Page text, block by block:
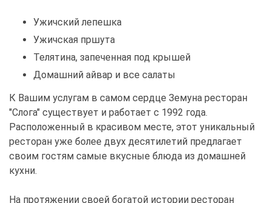
Ужичский лепешка
Ужичская пршута
Телятина, запеченная под крышей
Домашний айвар и все салаты
К Вашим услугам в самом сердце Земуна ресторан
"Слога" существует и работает с 1992 года.
Расположенный в красивом месте, этот уникальный
ресторан уже более двух десятилетий предлагает
своим гостям самые вкусные блюда из домашней
кухни.
На протяжении своей богатой истории ресторан